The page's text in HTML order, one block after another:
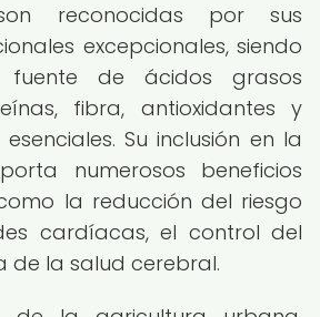
reconocidas por sus
excepcionales, siendo
fuente de ácidos grasos
fibra, antioxidantes y
Su inclusión en la
numerosos beneficios
la reducción del riesgo
cardíacas, el control del
de la salud cerebral.